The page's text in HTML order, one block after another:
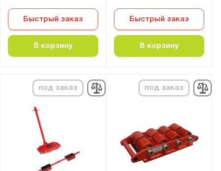
Быстрый заказ
В корзину
Быстрый заказ
В корзину
под заказ под заказ
РН
ТПОБ
ТПСР